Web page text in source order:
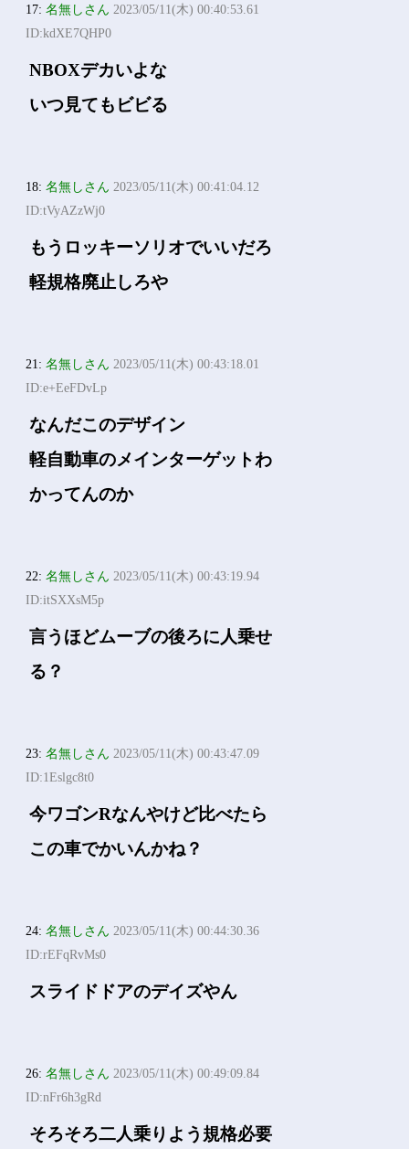
17:名無しさん 2023/05/11(木) 00:40:53.61
ID:kdXE7QHP0
NBOXデカいよな
いつ見てもビビる
18:名無しさん 2023/05/11(木) 00:41:04.12
ID:tVyAZzWj0
もうロッキーソリオでいいだろ
軽規格廃止しろや
21:名無しさん 2023/05/11(木) 00:43:18.01
ID:e+EeFDvLp
なんだこのデザイン
軽自動車のメインターゲットわ
かってんのか
22:名無しさん 2023/05/11(木) 00:43:19.94
ID:itSXXsM5p
言うほどムーブの後ろに人乗せ
る？
23:名無しさん 2023/05/11(木) 00:43:47.09
ID:1Eslgc8t0
今ワゴンRなんやけど比べたら
この車でかいんかね？
24:名無しさん 2023/05/11(木) 00:44:30.36
ID:rEFqRvMs0
スライドドアのデイズやん
26:名無しさん 2023/05/11(木) 00:49:09.84
ID:nFr6h3gRd
そろそろ二人乗りよう規格必要